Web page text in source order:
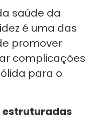
saúde da
é uma das
promover
complicações
para o
estruturadas